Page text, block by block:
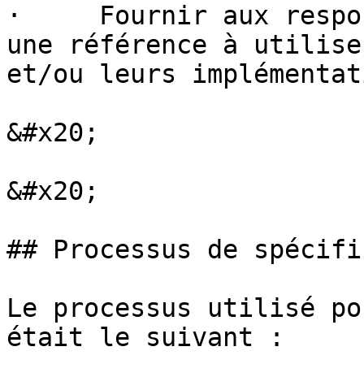
·     Fournir aux
une référence à
et/ou leurs
&#x20;
&#x20;
## Processus de
Le processus utilisé
était le suivant :